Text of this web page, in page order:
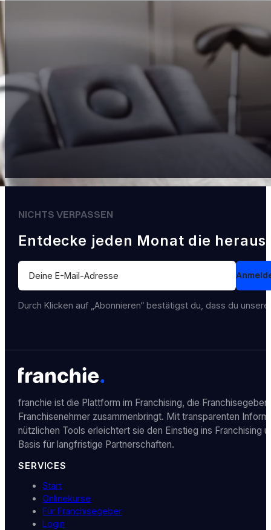
„Moventis ist aus echter Praxis entstanden – mit
Partnern ein System bieten, das trägt, entlastet
Max Adler & Katharina Schlüter
Gründer von Moventis
NICHTS VERPASSEN
Entdecke jeden Monat die
Section
Durch Klicken auf „Abonnieren“ bestätigst du, dass du
franchie ist die Plattform im Franchising, die Franchisegeber
Franchisenehmer zusammenbringt. Mit transparenten
nützlichen Tools erleichtert sie den Einstieg ins Franchising
Basis für langfristige Partnerschaften.
SERVICES
Start
Onlinekurse
Für Franchisegeber
Login